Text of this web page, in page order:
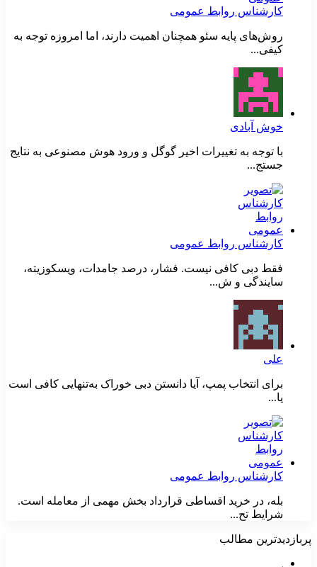
کارشناس روابط عمومی
روش‌های پایه سئو همچنان اهمیت دارند، اما امروزه توجه به
کیفی...
خوش آبادی
با توجه به تغییرات اخیر گوگل و ورود هوش مصنوعی به نتایج
جستج...
کارشناس روابط عمومی
فقط دبی کافی نیست. فشار، درصد جامدات، ویسکوزیته،
سایندگی و ش...
علی
برای انتخاب پمپ، آیا دانستن دبی خوراک به‌تنهایی کافی است
یا...
کارشناس روابط عمومی
بله، در خرید اقساطی قرارداد بخش مهمی از معامله است.
شرایط تح...
پربازدیدترین مطالب